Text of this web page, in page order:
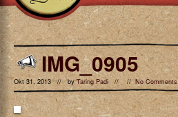
IMG_0905
Okt 31, 2013 // byTaring Padi// //No Comments